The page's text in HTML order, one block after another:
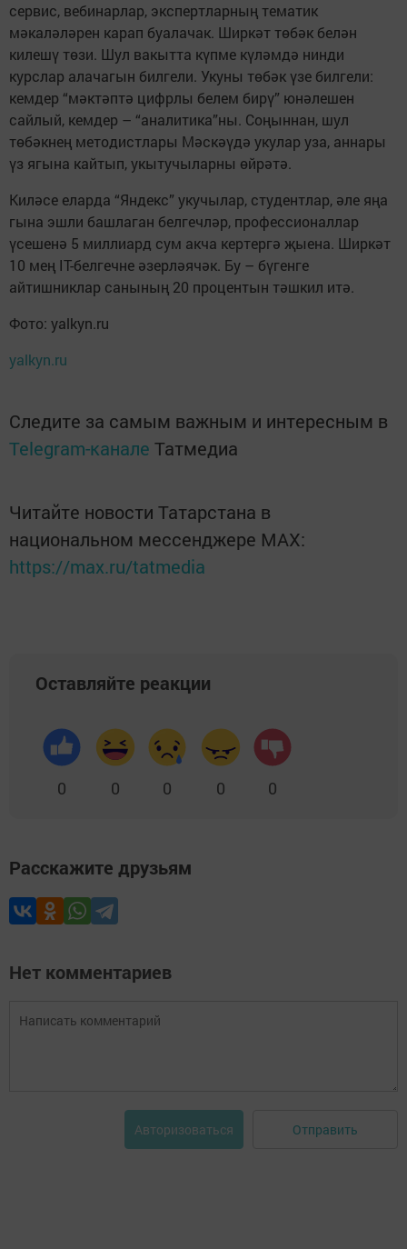
сервис, вебинарлар, экспертларның тематик
мәкаләләрен карап буалачак. Ширкәт төбәк белән
килешү төзи. Шул вакытта күпме күләмдә нинди
курслар алачагын билгели. Укуны төбәк үзе билгели:
кемдер “мәктәптә цифрлы белем бирү” юнәлешен
сайлый, кемдер – “аналитика”ны. Соңыннан, шул
төбәкнең методистлары Мәскәүдә укулар уза, аннары
үз ягына кайтып, укытучыларны өйрәтә.
Киләсе еларда “Яндекс” укучылар, студентлар, әле яңа
гына эшли башлаган белгечләр, профессионаллар
үсешенә 5 миллиард сум акча кертергә җыена. Ширкәт
10 мең IT-белгечне әзерләячәк. Бу – бүгенге
айтишниклар санының 20 процентын тәшкил итә.
Фото: yalkyn.ru
yalkyn.ru
Следите за самым важным и интересным в
Telegram-канале Татмедиа
Читайте новости Татарстана в
национальном мессенджере MАХ:
https://max.ru/tatmedia
Оставляйте реакции
0 0 0 0 0
Расскажите друзьям
Нет комментариев
Авторизоваться Отправить